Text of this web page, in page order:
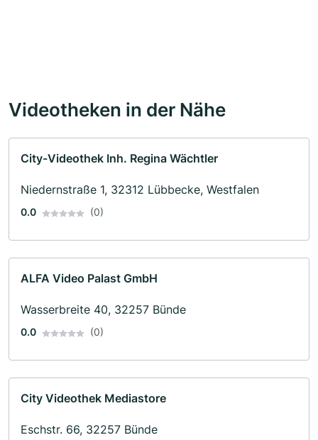
Videotheken in der Nähe
City-Videothek Inh. Regina Wächtler
Niedernstraße 1, 32312 Lübbecke, Westfalen
0.0 (0)
ALFA Video Palast GmbH
Wasserbreite 40, 32257 Bünde
0.0 (0)
City Videothek Mediastore
Eschstr. 66, 32257 Bünde